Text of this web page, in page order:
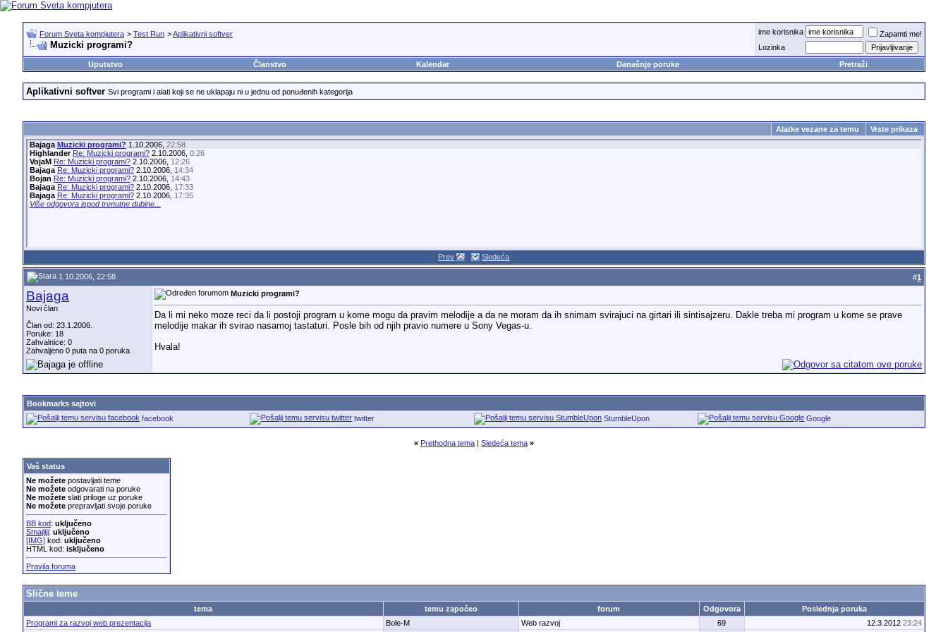
Forum Sveta kompjutera > Test Run >Aplikativni softver
Muzicki programi?
ime korisnika
Zapamti me!
Lozinka
Uputstvo
Članstvo Kalendar Današnje poruke Pretraži
Aplikativni softver Svi programi i alati koji se ne uklapaju ni u jednu od ponuđenih kategorija
Alatke vezane za temu
Vrste prikaza
Bajaga Muzicki programi? 1.10.2006, 22:58
Highlander Re: Muzicki programi?2.10.2006, 0:26
VojaM Re: Muzicki programi?2.10.2006, 12:26
Bajaga Re: Muzicki programi?2.10.2006, 14:34
Bojan Re: Muzicki programi?2.10.2006, 14:43
Bajaga Re: Muzicki programi?2.10.2006, 17:33
Bajaga Re: Muzicki programi?2.10.2006, 17:35
Više odgovora ispod trenutne dubine...
Prev Sledeća
1.10.2006, 22:58 #1
Bajaga
Novi član
Član od: 23.1.2006.
Poruke: 18
Zahvalnice: 0
Zahvaljeno 0 puta na 0 poruka
Muzicki programi?
Da li mi neko moze reci da li postoji program u kome mogu da pravim melodije a da ne moram da ih snimam svirajuci na girtari ili sintisajzeru. Dakle treba mi program u kome se prave
melodije makar ih svirao nasamoj tastaturi. Posle bih od njih pravio numere u Sony Vegas-u.
Hvala!
Bookmarks sajtovi
facebook
twitter StumbleUpon Google
« Prethodna tema| Sledeća tema »
Vaš status
Ne možetepostavljati teme
Ne možeteodgovarati na poruke
Ne možeteslati priloge uz poruke
Ne možeteprepravljati svoje poruke
BB kod: uključeno
Smajliji: uključeno
[IMG]kod: uključeno
HTML kod: isključeno
Pravila foruma
Slične teme
tema temu započeo forum Odgovora
Poslednja poruka
Programi za razvoj web prezentacija
Bole-M Web razvoj 69 12.3.2012 23:24